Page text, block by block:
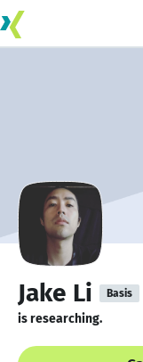
Jake Li Basis
is researching.